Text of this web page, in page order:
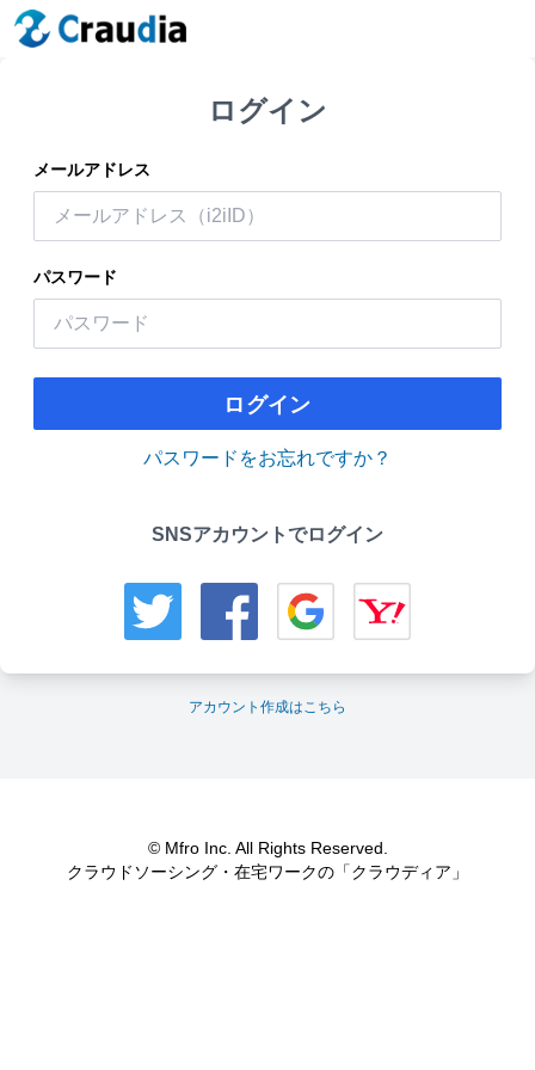
ログイン
メールアドレス
パスワード
ログイン
パスワードをお忘れですか？
SNSアカウントでログイン
アカウント作成はこちら
© Mfro Inc. All Rights Reserved.
クラウドソーシング・在宅ワークの「クラウディア」